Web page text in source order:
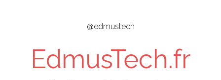
@edmustech
EdmusTech.fr